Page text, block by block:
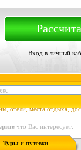
Вход в личный
отели, места отдыха,
что Вас интересует:
Туры и путевки